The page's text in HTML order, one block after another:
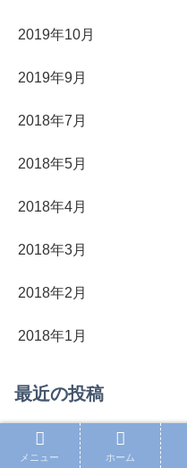
2019年10月
2019年9月
2018年7月
2018年5月
2018年4月
2018年3月
2018年2月
2018年1月
最近の投稿
「ウマ娘シンデレラグレ
～絶好調のオグリキャッ
メニュー ホーム